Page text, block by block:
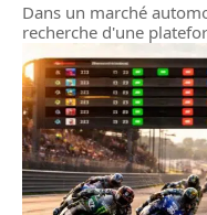
Dans un marché
recherche d'une